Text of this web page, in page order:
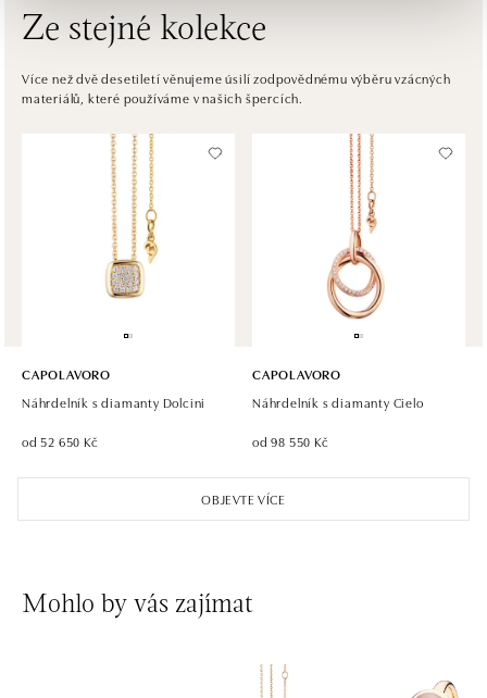
HALADA OC Avion, Bratislava
Ivanská cesta 16, 821 04 Bratislava
tel.: +421 917 090 372
Halada OC Aupark, Bratislava
Einsteinova 18, 851 01 Bratislava
tel.: +421 917 090 891
dnes otevřeno do 21:00
Ze stejné kolekce
Více než dvě desetiletí věnujeme úsilí zodpovědnému výběru vzácných
materiálů, které používáme v našich špercích.
OBJEVTE VÍCE
CAPOLAVORO
Náhrdelník s diamanty Dolcini
od 52 650 Kč
CAPOLAVORO
Náhrdelník s diamanty Cielo
od 98 550 Kč
Mohlo by vás zajímat